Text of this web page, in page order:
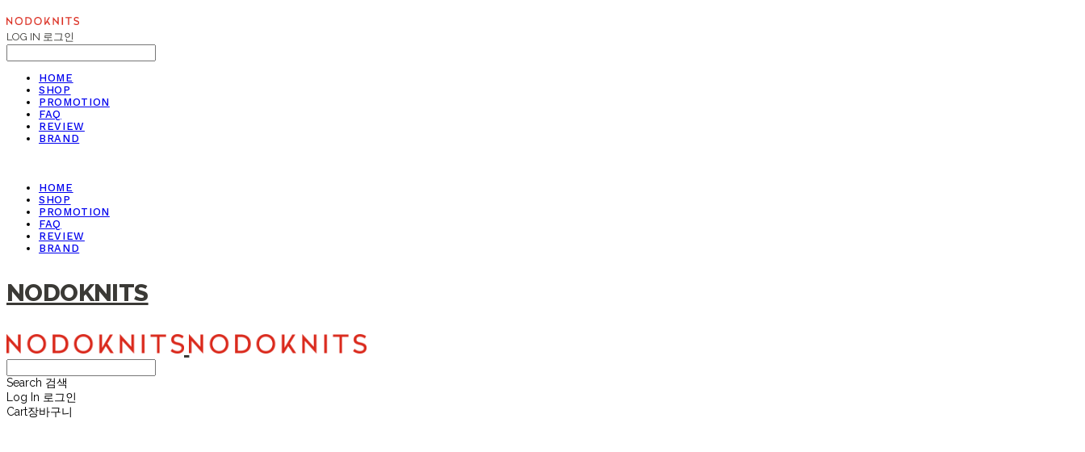
LOG IN 로그인
HOME
SHOP
PROMOTION
FAQ
REVIEW
BRAND
HOME
SHOP
PROMOTION
FAQ
REVIEW
BRAND
NODOKNITS
Search 검색
Log In 로그인
Cart장바구니